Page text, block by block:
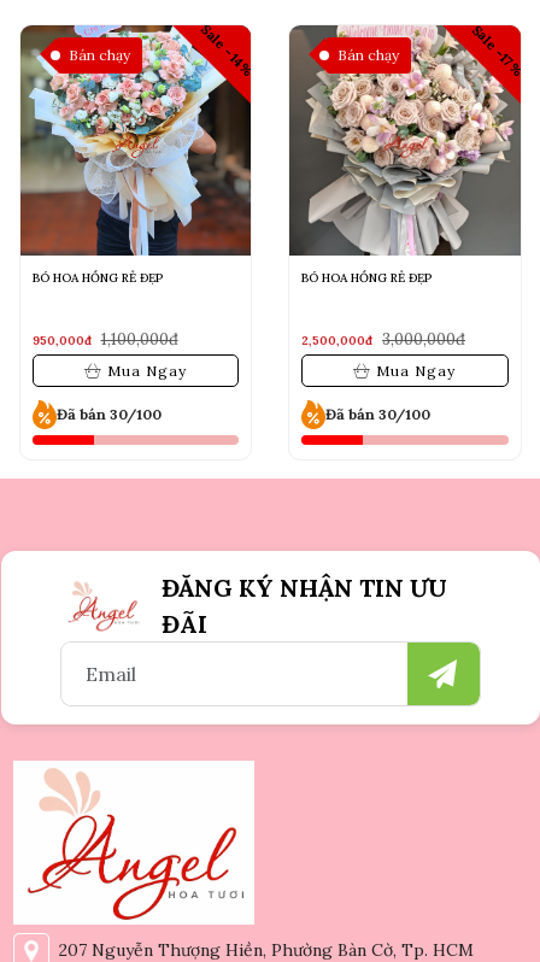
Bán chạy Sale -14%
BÓ HOA HỒNG RẺ ĐẸP
950,000đ 1,100,000đ
Mua Ngay
Đã bán 30/100
Bán chạy Sale -17%
BÓ HOA HỒNG RẺ ĐẸP
2,500,000đ 3,000,000đ
Mua Ngay
Đã bán 30/100
ĐĂNG KÝ NHẬN TIN ƯU
ĐÃI
207 Nguyễn Thượng Hiền, Phường Bàn Cờ, Tp. HCM